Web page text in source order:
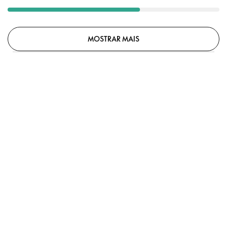
MOSTRAR MAIS